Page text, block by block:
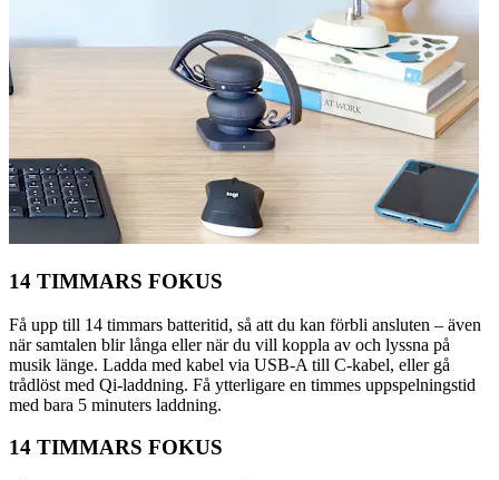
14 TIMMARS FOKUS
Få upp till 14 timmars batteritid, så att du kan förbli ansluten – även
när samtalen blir långa eller när du vill koppla av och lyssna på
musik länge. Ladda med kabel via USB-A till C-kabel, eller gå
trådlöst med Qi-laddning. Få ytterligare en timmes uppspelningstid
med bara 5 minuters laddning.
14 TIMMARS FOKUS